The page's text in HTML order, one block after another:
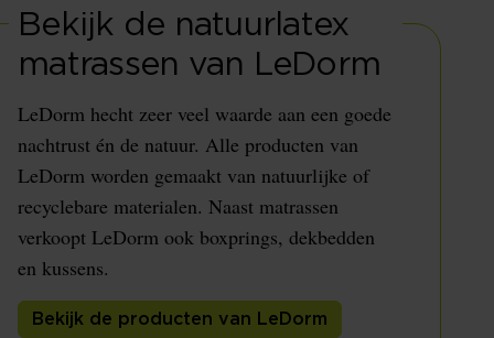
Bekijk de natuurlatex
matrassen van LeDorm
LeDorm hecht zeer veel waarde aan een goede
nachtrust én de natuur. Alle producten van
LeDorm worden gemaakt van natuurlijke of
recyclebare materialen. Naast matrassen
verkoopt LeDorm ook boxprings, dekbedden
en kussens.
Bekijk de producten van LeDorm